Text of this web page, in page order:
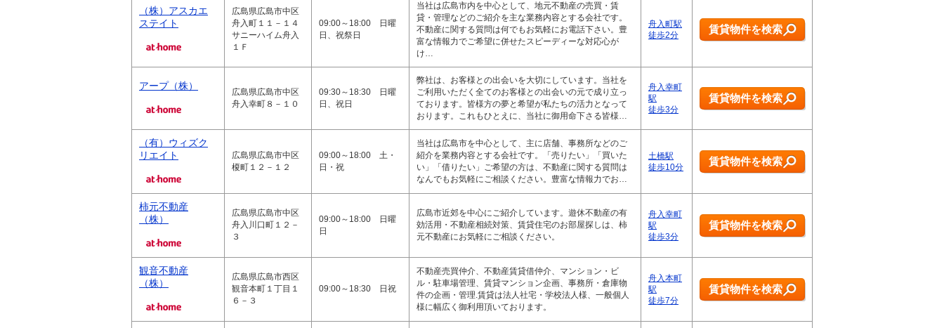
（株）アスカエ
ステイト
広島県広島市中区
舟入町１１－１４
サニーハイム舟入
１Ｆ
09:00～18:00 日曜
日、祝祭日
当社は広島市内を中心として、地元不動産の売買・賃
貸・管理などのご紹介を主な業務内容とする会社です。
不動産に関する質問は何でもお気軽にお電話下さい。豊
富な情報力でご希望に併せたスピーディーな対応心が
け…
舟入町駅
徒歩2分
賃貸物件を検索
アープ（株）
広島県広島市中区
舟入幸町８－１０
09:30～18:30 日曜
日、祝日
弊社は、お客様との出会いを大切にしています。当社を
ご利用いただく全てのお客様との出会いの元で成り立っ
ております。皆様方の夢と希望が私たちの活力となって
おります。これもひとえに、当社に御用命下さる皆様…
舟入幸町
駅
徒歩3分
賃貸物件を検索
（有）ウィズク
リエイト
広島県広島市中区
榎町１２－１２
09:00～18:00 土・
日・祝
当社は広島市を中心として、主に店舗、事務所などのご
紹介を業務内容とする会社です。「売りたい」「買いた
い」「借りたい」ご希望の方は、不動産に関する質問は
なんでもお気軽にご相談ください。豊富な情報力でお…
土橋駅
徒歩10分
賃貸物件を検索
柿元不動産
（株）
広島県広島市中区
舟入川口町１２－
３
09:00～18:00 日曜
日
広島市近郊を中心にご紹介しています。遊休不動産の有
効活用・不動産相続対策、賃貸住宅のお部屋探しは、柿
元不動産にお気軽にご相談ください。
舟入幸町
駅
徒歩3分
賃貸物件を検索
観音不動産
（株）
広島県広島市西区
観音本町１丁目１
６－３
09:00～18:30 日祝
不動産売買仲介、不動産賃貸借仲介、マンション・ビ
ル・駐車場管理、賃貸マンション企画、事務所・倉庫物
件の企画・管理.賃貸は法人社宅・学校法人様、一般個人
様に幅広く御利用頂いております。
舟入本町
駅
徒歩7分
賃貸物件を検索